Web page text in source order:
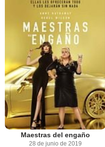
Maestras del engaño
28 de junio de 2019